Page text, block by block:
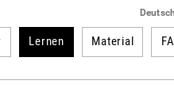
Deutsch
Lernen Material